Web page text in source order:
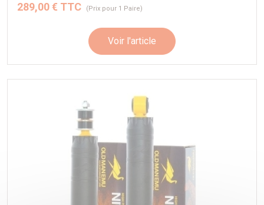
289,00 € TTC (Prix pour 1 Paire)
Voir l'article